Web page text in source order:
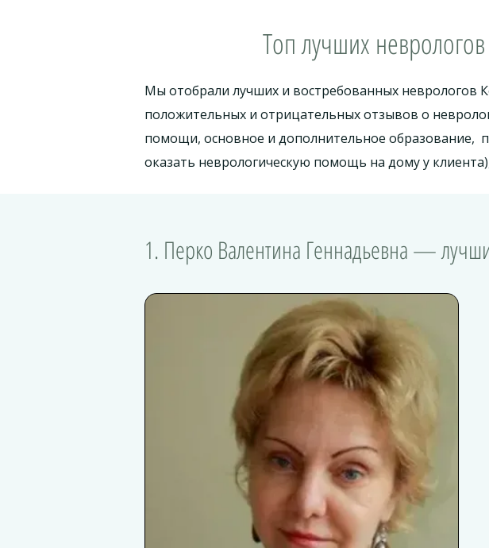
Топ лучших
Мы отобрали лучших и востребованных неврологов
положительных и отрицательных отзывов о
помощи, основное и дополнительное образование,
оказать неврологическую помощь на дому у
1. Перко Валентина Геннадьевна —